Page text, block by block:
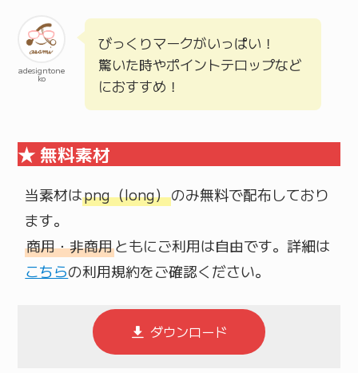
adesigntone
ko
びっくりマークがいっぱい！
驚いた時やポイントテロップなど
におすすめ！
★ 無料素材
当素材はpng（long）のみ無料で配布しており
商用・非商用ともにご利用は自由です。詳細は
こちらの利用規約をご確認ください。
ダウンロード